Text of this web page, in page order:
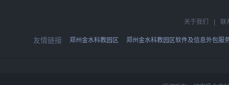
关于我们 联
友情链接 郑州金水科教园区 郑州金水科教园区软件及信息外包服